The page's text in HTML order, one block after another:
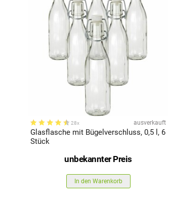
28x ausverkauft
Glasflasche mit Bügelverschluss, 0,5 l, 6
Stück
unbekannter Preis
In den Warenkorb